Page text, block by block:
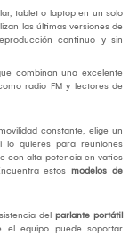
tablet o laptop en un solo
las últimas versiones de
continuo y sin
combinan una excelente
radio FM y lectores de
constante, elige un
lo quieres para reuniones
con alta potencia en vatios
estos modelos de
del parlante portátil
el equipo puede soportar